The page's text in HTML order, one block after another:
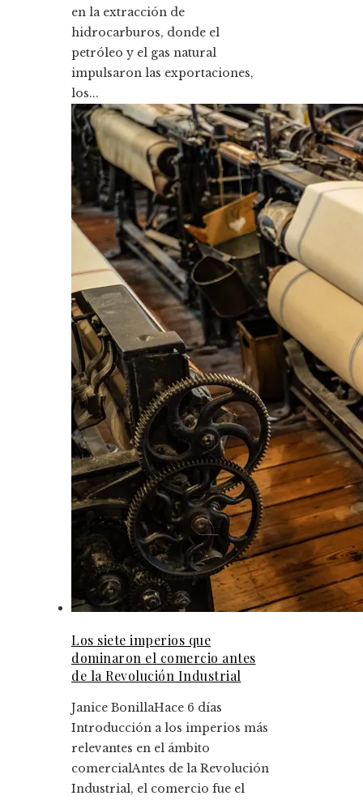
en la extracción de
hidrocarburos, donde el
petróleo y el gas natural
impulsaron las exportaciones,
los...
Los siete imperios que
dominaron el comercio antes
de la Revolución Industrial
Janice BonillaHace 6 días
Introducción a los imperios más
relevantes en el ámbito
comercialAntes de la Revolución
Industrial, el comercio fue el